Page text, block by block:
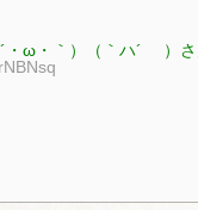
´・ω・｀）（｀ハ´ ）